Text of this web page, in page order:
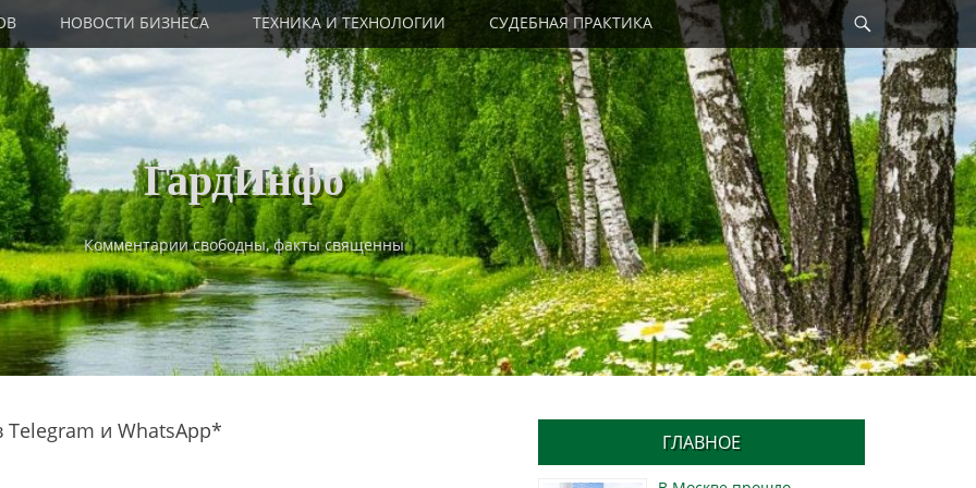
НОВОСТИ БИЗНЕСА ТЕХНИКА И ТЕХНОЛОГИИ СУДЕБНАЯ ПРАКТИКА
Найти
ГардИнфо
Комментарии свободны, факты священны
Telegram и WhatsApp* ГЛАВНОЕ